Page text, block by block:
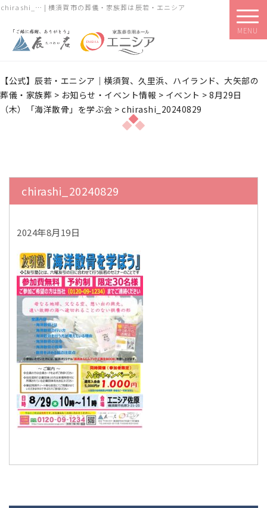
chirashi_… | 横須賀市の葬儀・家族葬は辰若・エニシア
MENU
【公式】辰若・エニシア｜横須賀、久里浜、ハイランド、大矢部の
葬儀・家族葬 > お知らせ・イベント情報 > イベント > 8月29日
（木）「海洋散骨」を学ぶ会 > chirashi_20240829
chirashi_20240829
2024年8月19日